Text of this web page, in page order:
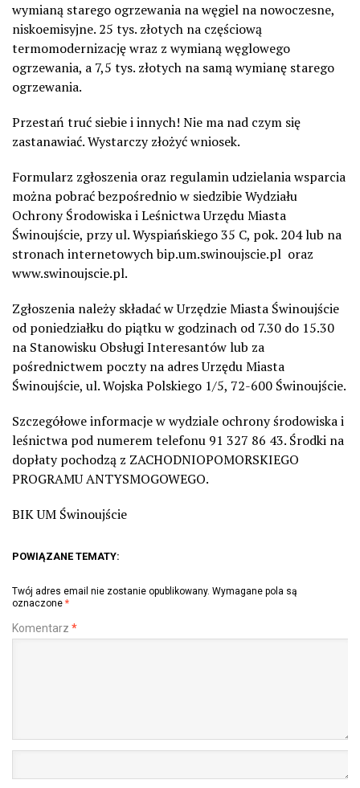
wymianą starego ogrzewania na węgiel na nowoczesne,
niskoemisyjne. 25 tys. złotych na częściową
termomodernizację wraz z wymianą węglowego
ogrzewania, a 7,5 tys. złotych na samą wymianę starego
ogrzewania.
Przestań truć siebie i innych! Nie ma nad czym się
zastanawiać. Wystarczy złożyć wniosek.
Formularz zgłoszenia oraz regulamin udzielania wsparcia
można pobrać bezpośrednio w siedzibie Wydziału
Ochrony Środowiska i Leśnictwa Urzędu Miasta
Świnoujście, przy ul. Wyspiańskiego 35 C, pok. 204 lub na
stronach internetowych bip.um.swinoujscie.pl oraz
www.swinoujscie.pl.
Zgłoszenia należy składać w Urzędzie Miasta Świnoujście
od poniedziałku do piątku w godzinach od 7.30 do 15.30
na Stanowisku Obsługi Interesantów lub za
pośrednictwem poczty na adres Urzędu Miasta
Świnoujście, ul. Wojska Polskiego 1/5, 72-600 Świnoujście.
Szczegółowe informacje w wydziale ochrony środowiska i
leśnictwa pod numerem telefonu 91 327 86 43. Środki na
dopłaty pochodzą z ZACHODNIOPOMORSKIEGO
PROGRAMU ANTYSMOGOWEGO.
BIK UM Świnoujście
POWIĄZANE TEMATY:
Twój adres email nie zostanie opublikowany. Wymagane pola są
oznaczone *
Komentarz *